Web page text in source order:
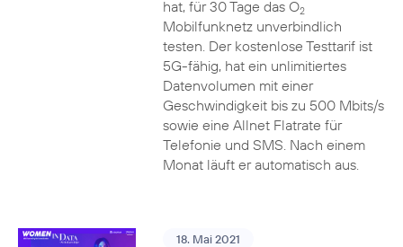
hat, für 30 Tage das O2
Mobilfunknetz unverbindlich
testen. Der kostenlose Testtarif ist
5G-fähig, hat ein unlimitiertes
Datenvolumen mit einer
Geschwindigkeit bis zu 500 Mbits/s
sowie eine Allnet Flatrate für
Telefonie und SMS. Nach einem
Monat läuft er automatisch aus.
18. Mai 2021